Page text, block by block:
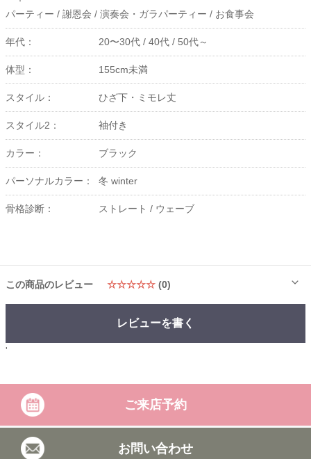
パーティー / 謝恩会 / 演奏会・ガラパーティー / お食事会
年代： 20〜30代 / 40代 / 50代～
体型： 155cm未満
スタイル： ひざ下・ミモレ丈
スタイル2： 袖付き
カラー： ブラック
パーソナルカラー： 冬 winter
骨格診断： ストレート / ウェーブ
この商品のレビュー ☆☆☆☆☆ (0)
レビューを書く
'
ご来店予約
お問い合わせ